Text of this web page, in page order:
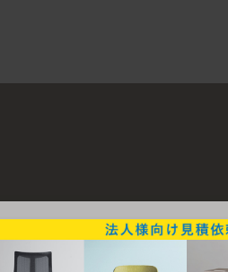
椅子選びをサポートいたします。